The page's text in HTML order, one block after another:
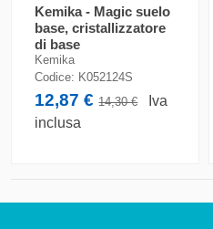
Kemika - Magic suelo
base, cristallizzatore
di base
Kemika
Codice: K052124S
12,87 €14,30 €
Iva
inclusa